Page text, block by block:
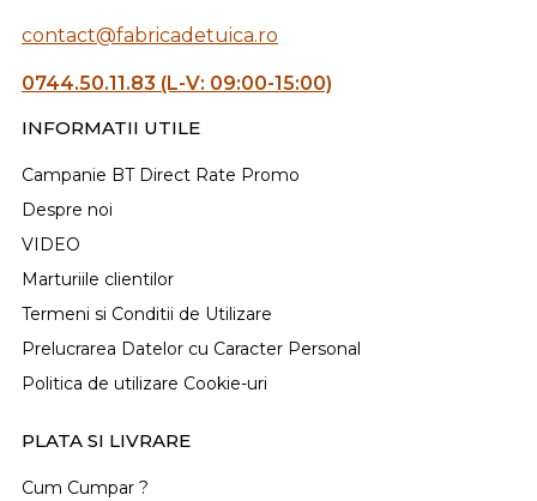
contact@fabricadetuica.ro
0744.50.11.83 (L-V: 09:00-15:00)
INFORMATII UTILE
Campanie BT Direct Rate Promo
Despre noi
VIDEO
Marturiile clientilor
Termeni si Conditii de Utilizare
Prelucrarea Datelor cu Caracter Personal
Politica de utilizare Cookie-uri
PLATA SI LIVRARE
Cum Cumpar ?